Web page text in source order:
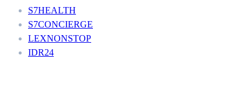
S7HEALTH
S7CONCIERGE
LEXNONSTOP
IDR24